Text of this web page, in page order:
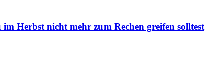
Herbst nicht mehr zum Rechen greifen solltest